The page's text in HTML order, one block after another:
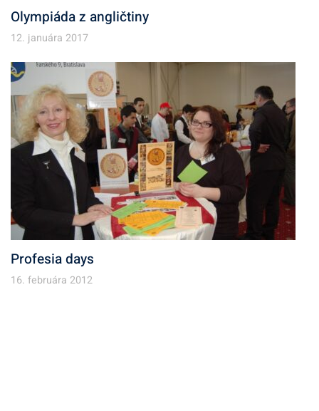
Olympiáda z angličtiny
12. januára 2017
Profesia days
16. februára 2012